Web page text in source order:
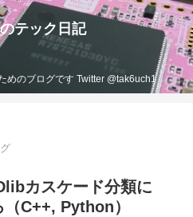
テック日記
めのブログです Twitter @tak6uch1
カスケード分類に
C++, Python）